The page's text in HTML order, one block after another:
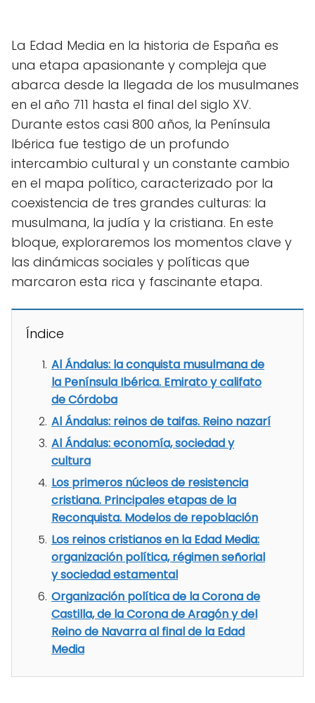
La Edad Media en la historia de España es
una etapa apasionante y compleja que
abarca desde la llegada de los musulmanes
en el año 711 hasta el final del siglo XV.
Durante estos casi 800 años, la Península
Ibérica fue testigo de un profundo
intercambio cultural y un constante cambio
en el mapa político, caracterizado por la
coexistencia de tres grandes culturas: la
musulmana, la judía y la cristiana. En este
bloque, exploraremos los momentos clave y
las dinámicas sociales y políticas que
marcaron esta rica y fascinante etapa.
Índice
Al Ándalus: la conquista musulmana de
la Península Ibérica. Emirato y califato
de Córdoba
Al Ándalus: reinos de taifas. Reino nazarí
Al Ándalus: economía, sociedad y
cultura
Los primeros núcleos de resistencia
cristiana. Principales etapas de la
Reconquista. Modelos de repoblación
Los reinos cristianos en la Edad Media:
organización política, régimen señorial
y sociedad estamental
Organización política de la Corona de
Castilla, de la Corona de Aragón y del
Reino de Navarra al final de la Edad
Media